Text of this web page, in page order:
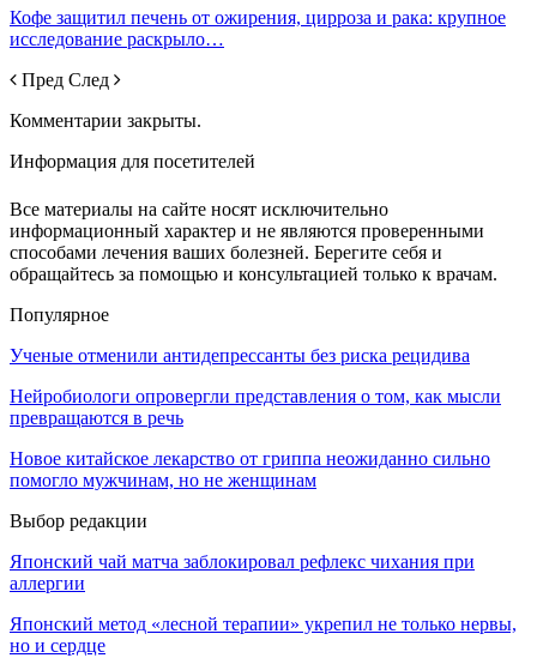
Кофе защитил печень от ожирения, цирроза и рака: крупное
исследование раскрыло…
Пред След
Комментарии закрыты.
Информация для посетителей
Все материалы на сайте носят исключительно
информационный характер и не являются проверенными
способами лечения ваших болезней. Берегите себя и
обращайтесь за помощью и консультацией только к врачам.
Популярное
Ученые отменили антидепрессанты без риска рецидива
Нейробиологи опровергли представления о том, как мысли
превращаются в речь
Новое китайское лекарство от гриппа неожиданно сильно
помогло мужчинам, но не женщинам
Выбор редакции
Японский чай матча заблокировал рефлекс чихания при
аллергии
Японский метод «лесной терапии» укрепил не только нервы,
но и сердце